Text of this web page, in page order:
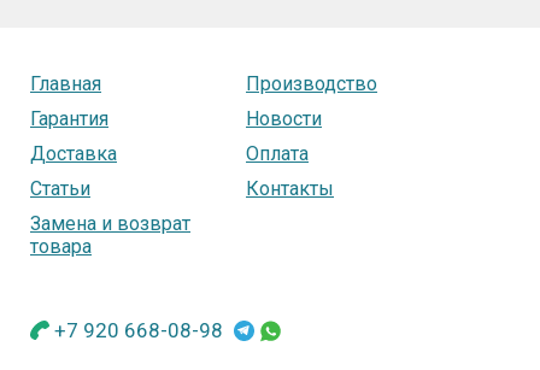
+7 920 668-08-98
Главная
Производство
Гарантия
Новости
Доставка
Оплата
Статьи
Контакты
Замена и возврат
товара